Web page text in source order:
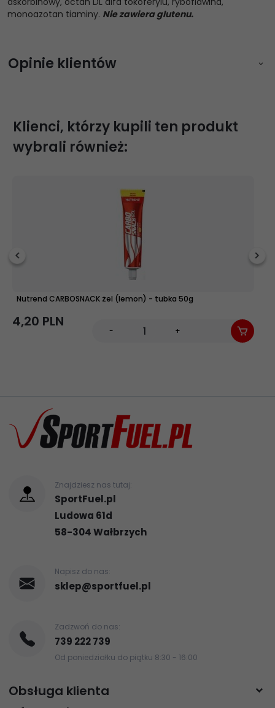
monoazotan tiaminy. Nie zawiera glutenu.
Opinie klientów
Klienci, którzy kupili ten produkt
wybrali również:
Nutrend CARBOSNACK żel (lemon) - tubka 50g
4,20 PLN
- +
Znajdziesz nas tutaj:
SportFuel.pl
Ludowa 61d
58-304Wałbrzych
Napisz do nas:
sklep@sportfuel.pl
Zadzwoń do nas:
739 222 739
Od poniedziałku do piątku 8:30 - 16:00
Obsługa klienta